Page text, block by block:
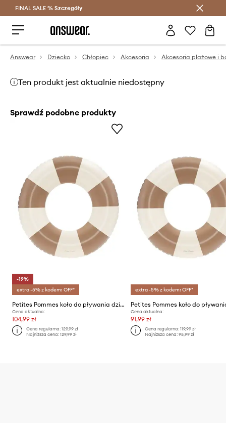
Oszczędzaj z Answear Club >
FINAL SALE % Szczegóły
Answear Dziecko Chłopiec Akcesoria Akcesoria plażowe i
Ten produkt jest aktualnie niedostępny
Sprawdź podobne produkty
-19%
extra -5% z kodem: OFF*
Petites Pommes koło do pływania dziecięce ANNA 60CM
Cena aktualna:
104,99 zł
Cena regularna:129,99 zł
Najniższa cena:129,99 zł
extra -5% z kodem: OFF*
Cena aktualna:
91,99 zł
Cena regularna: 119,99 zł
Najniższa cena: 95,99 zł